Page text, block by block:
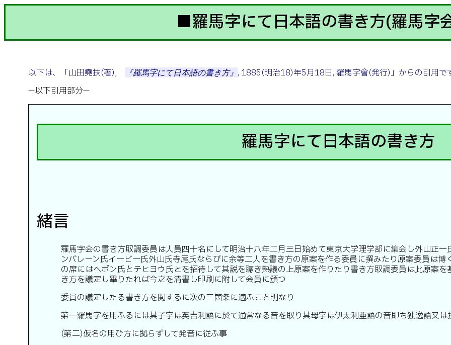
■羅馬字にて日本語の書き方(羅馬字
以下は、「山田堯扶(著)， 『羅馬字にて日本語の書き方』 , 1885(明治18)年5月18日, 羅馬字會(発行)」からの引用で
—以下引用部分—
羅馬字にて日本語の書き方
緒言
羅馬字会の書き方取調委員は人員四十名にして明治十八年二月三日始めて東京大学理学部に集会し外山正
ンバレーン氏イービー氏外山氏寺尾氏ならびに余等二人を書き方の原案を作る委員に撰みたり原案委員は
の席にはヘボン氏とテヒヨウ氏とを招待して其説を聴き熟議の上原案を作りたり書き方取調委員は此原案
き方を議定し畢りたれば今之を清書し印刷に附して会員に頒つ
委員の議定したる書き方を閲するに次の三箇条に適ふこと明なり
第一羅馬字を用ふるには其子字は英吉利語に於て通常なる音を取り其母字は伊太利亜語の音即ち独逸語又
(第二)仮名の用ひ方に拠らずして発音に従ふ事